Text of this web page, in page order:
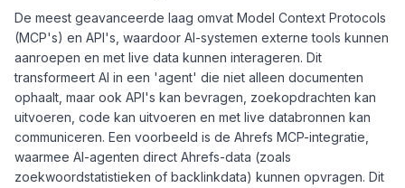
De meest geavanceerde laag omvat Model Context Protocols
(MCP's) en API's, waardoor AI-systemen externe tools kunnen
aanroepen en met live data kunnen interageren. Dit
transformeert AI in een 'agent' die niet alleen documenten
ophaalt, maar ook API's kan bevragen, zoekopdrachten kan
uitvoeren, code kan uitvoeren en met live databronnen kan
communiceren. Een voorbeeld is de Ahrefs MCP-integratie,
waarmee AI-agenten direct Ahrefs-data (zoals
zoekwoordstatistieken of backlinkdata) kunnen opvragen. Dit